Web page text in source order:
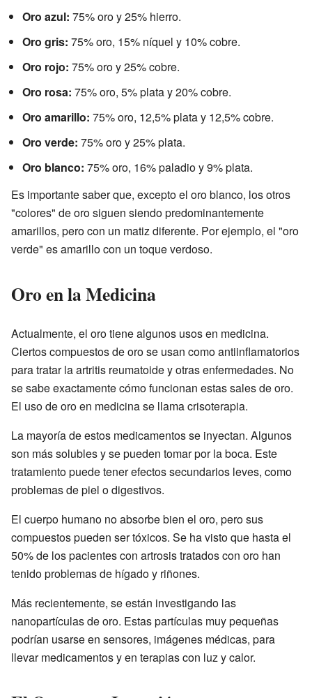
Oro azul: 75% oro y 25% hierro.
Oro gris: 75% oro, 15% níquel y 10% cobre.
Oro rojo: 75% oro y 25% cobre.
Oro rosa: 75% oro, 5% plata y 20% cobre.
Oro amarillo: 75% oro, 12,5% plata y 12,5% cobre.
Oro verde: 75% oro y 25% plata.
Oro blanco: 75% oro, 16% paladio y 9% plata.
Es importante saber que, excepto el oro blanco, los otros
"colores" de oro siguen siendo predominantemente
amarillos, pero con un matiz diferente. Por ejemplo, el "oro
verde" es amarillo con un toque verdoso.
Oro en la Medicina
Actualmente, el oro tiene algunos usos en medicina.
Ciertos compuestos de oro se usan como antiinflamatorios
para tratar la artritis reumatoide y otras enfermedades. No
se sabe exactamente cómo funcionan estas sales de oro.
El uso de oro en medicina se llama crisoterapia.
La mayoría de estos medicamentos se inyectan. Algunos
son más solubles y se pueden tomar por la boca. Este
tratamiento puede tener efectos secundarios leves, como
problemas de piel o digestivos.
El cuerpo humano no absorbe bien el oro, pero sus
compuestos pueden ser tóxicos. Se ha visto que hasta el
50% de los pacientes con artrosis tratados con oro han
tenido problemas de hígado y riñones.
Más recientemente, se están investigando las
nanopartículas de oro. Estas partículas muy pequeñas
podrían usarse en sensores, imágenes médicas, para
llevar medicamentos y en terapias con luz y calor.